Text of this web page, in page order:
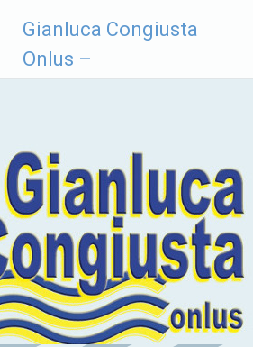
contenuto
Gianluca Congiusta
Onlus –